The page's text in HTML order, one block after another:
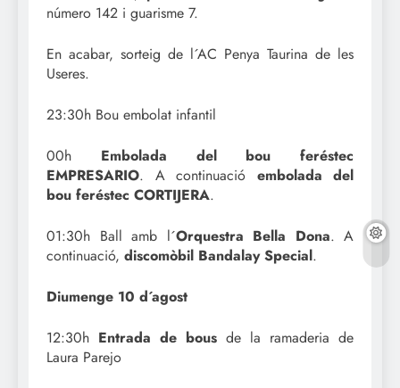
número 142 i guarisme 7.
En acabar, sorteig de l´AC Penya Taurina de les
Useres.
23:30h Bou embolat infantil
00h Embolada del bou feréstec
EMPRESARIO. A continuació embolada del
bou feréstec CORTIJERA.
01:30h Ball amb l´Orquestra Bella Dona. A
continuació, discomòbil Bandalay Special.
Diumenge 10 d´agost
12:30h Entrada de bous de la ramaderia de
Laura Parejo